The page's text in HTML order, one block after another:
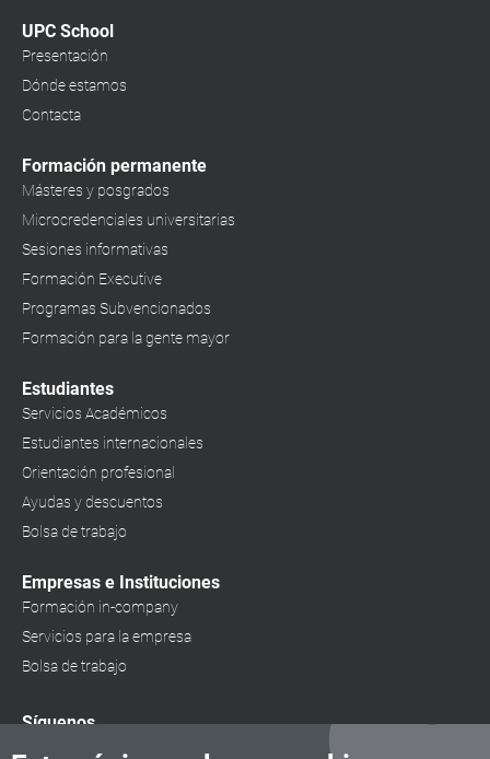
UPC School
Presentación
Dónde estamos
Contacta
Formación permanente
Másteres y posgrados
Microcredenciales universitarias
Sesiones informativas
Formación Executive
Programas Subvencionados
Formación para la gente mayor
Estudiantes
Servicios Académicos
Estudiantes internacionales
Orientación profesional
Ayudas y descuentos
Bolsa de trabajo
Empresas e Instituciones
Formación in-company
Servicios para la empresa
Bolsa de trabajo
Síguenos